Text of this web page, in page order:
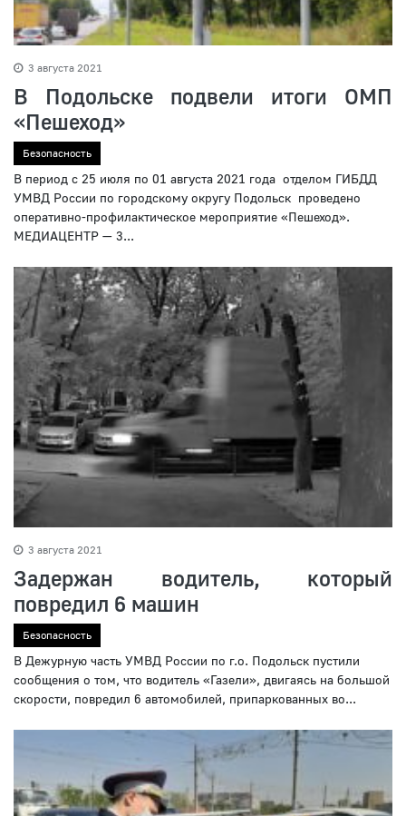
3 августа 2021
В Подольске подвели итоги ОМП
«Пешеход»
Безопасность
В период с 25 июля по 01 августа 2021 года отделом ГИБДД
УМВД России по городскому округу Подольск проведено
оперативно-профилактическое мероприятие «Пешеход».
МЕДИАЦЕНТР — 3...
3 августа 2021
Задержан водитель, который
повредил 6 машин
Безопасность
В Дежурную часть УМВД России по г.о. Подольск пустили
сообщения о том, что водитель «Газели», двигаясь на большой
скорости, повредил 6 автомобилей, припаркованных во...